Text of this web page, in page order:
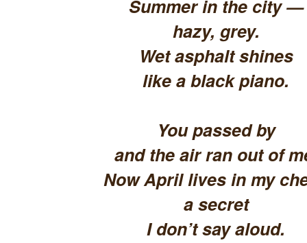
Summer in the city —
hazy, grey.
Wet asphalt shines
like a black piano.
You passed by
and the air ran out of
Now April lives in my
a secret
I don’t say aloud.